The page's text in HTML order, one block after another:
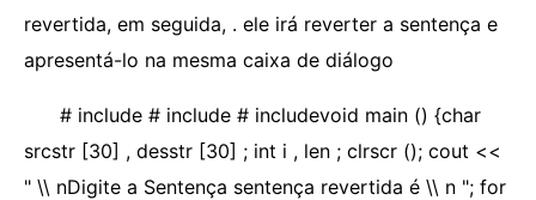
revertida, em seguida, . ele irá reverter a sentença e
apresentá-lo na mesma caixa de diálogo
# include # include # includevoid main () {char
srcstr [30] , desstr [30] ; int i , len ; clrscr (); cout <<
" \\ nDigite a Sentença sentença revertida é \\ n "; for